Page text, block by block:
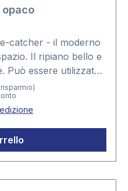
catcher - il moderno
Il ripiano bello e
Può essere utilizzato
e sala da pranzo e
oggetti da
è costituito da
quale sono inseriti e
MDF. - Colore nero
24 cm ciascuno. -
ca. 130 x 24